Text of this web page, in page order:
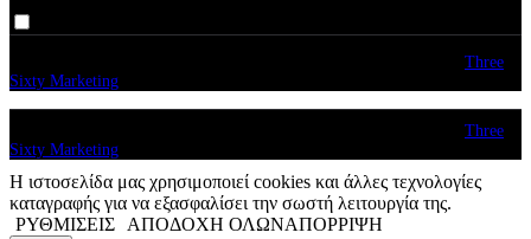
Three
Sixty Marketing
Three
Sixty Marketing
Η ιστοσελίδα μας χρησιμοποιεί cookies και άλλες τεχνολογίες
καταγραφής για να εξασφαλίσει την σωστή λειτουργία της.
ΡΥΘΜΙΣΕΙΣ
ΑΠΟΔΟΧΗ ΟΛΩΝΑΠΟΡΡΙΨΗ